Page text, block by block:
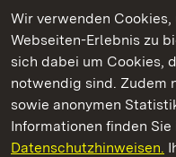
Wir verwenden
Webseiten-Erlebnis zu
sich dabei um Cookies,
notwendig sind. Zudem
sowie anonymen
Informationen finden Sie
Datenschutzhinweisen.
Kommen. Staunen.
Staatliche Schlösser und